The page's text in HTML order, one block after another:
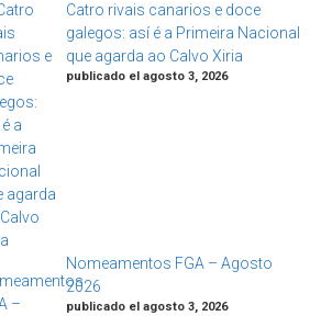
Catro rivais canarios e doce
galegos: así é a Primeira Nacional
que agarda ao Calvo Xiria
publicado el agosto 3, 2026
Nomeamentos FGA – Agosto
2026
publicado el agosto 3, 2026